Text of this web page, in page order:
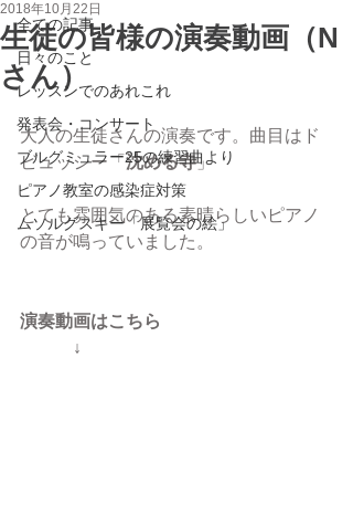
全ての記事
日々のこと
レッスンでのあれこれ
発表会・コンサート
ブルグミュラー25の練習曲より
ピアノ教室の感染症対策
ムソルグスキー「展覧会の絵」
生徒の皆様の演奏動画（N
さん）
2018年10月22日
大人の生徒さんの演奏です。曲目はド
ビュッシー「沈める寺」
とても雰囲気のある素晴らしいピアノ
の音が鳴っていました。
演奏動画はこちら
↓